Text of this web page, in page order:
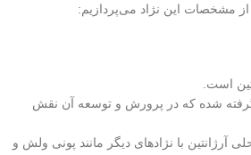
مشخصات این نژاد می‌پردازیم:
است.
گرفته شده که در پرورش و توسعه آن نقش
آرژانتین با نژادهای دیگر مانند پونی ولش و